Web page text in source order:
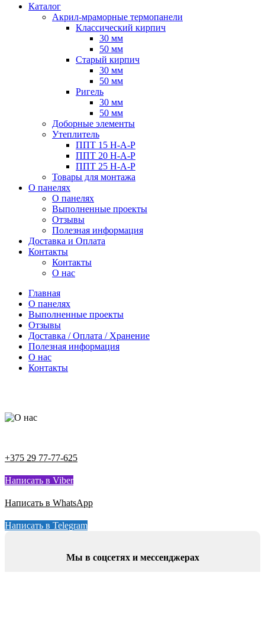
Каталог
Акрил-мраморные термопанели
Классический кирпич
30 мм
50 мм
Старый кирпич
30 мм
50 мм
Ригель
30 мм
50 мм
Доборные элементы
Утеплитель
ППТ 15 Н-А-Р
ППТ 20 Н-А-Р
ППТ 25 Н-А-Р
Товары для монтажа
О панелях
О панелях
Выполненные проекты
Отзывы
Полезная информация
Доставка и Оплата
Контакты
Контакты
О нас
Главная
О панелях
Выполненные проекты
Отзывы
Доставка / Оплата / Хранение
Полезная информация
О нас
Контакты
+375 29 77-77-625
Написать в Viber
Написать в WhatsApp
Написать в Telegram
Мы в соцсетях и мессенджерах